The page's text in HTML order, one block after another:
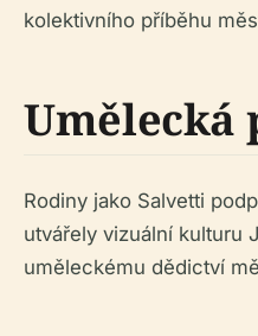
kolektivního příběhu
Umělecká
Rodiny jako Salvetti
utvářely vizuální kulturu
uměleckému dědictví